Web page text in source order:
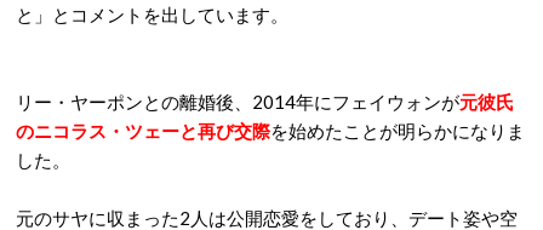
と」とコメントを出しています。
リー・ヤーポンとの離婚後、2014年にフェイウォンが元彼氏
のニコラス・ツェーと再び交際を始めたことが明らかになりま
した。
元のサヤに収まった2人は公開恋愛をしており、デート姿や空